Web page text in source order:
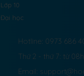
Lớp 10
Đại học
Hotline: 0973 686
Thứ 2 - thứ 7: từ
Email: